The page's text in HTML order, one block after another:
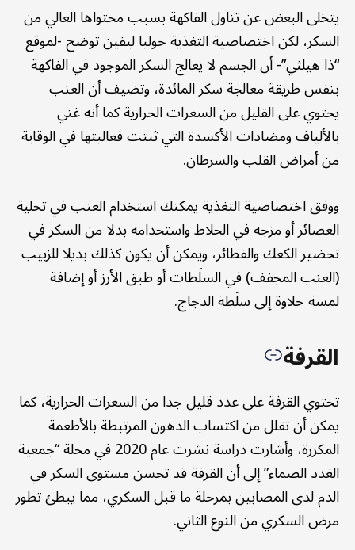
يتخلى البعض عن تناول الفاكهة بسبب محتواها العالي من
السكر، لكن اختصاصية التغذية جوليا ليفين توضح -لموقع
“ذا هيلثي”- أن الجسم لا يعالج السكر الموجود في الفاكهة
بنفس طريقة معالجة سكر المائدة، وتضيف أن العنب
يحتوي على القليل من السعرات الحرارية كما أنه غني
بالألياف ومضادات الأكسدة التي ثبتت فعاليتها في الوقاية
من أمراض القلب والسرطان.
ووفق اختصاصية التغذية يمكنك استخدام العنب في تحلية
العصائر أو مزجه في الخلاط واستخدامه بدلا من السكر في
تحضير الكعك والفطائر، ويمكن أن يكون كذلك بديلا للزبيب
(العنب المجفف) في السلَطات أو طبق الأرز أو إضافة
لمسة حلاوة إلى سلَطة الدجاج.
القرفة
تحتوي القرفة على عدد قليل جدا من السعرات الحرارية، كما
يمكن أن تقلل من اكتساب الدهون المرتبطة بالأطعمة
المكررة، وأشارت دراسة نشرت عام 2020 في مجلة “جمعية
الغدد الصماء” إلى أن القرفة قد تحسن مستوى السكر في
الدم لدى المصابين بمرحلة ما قبل السكري، مما يبطئ تطور
مرض السكري من النوع الثاني.